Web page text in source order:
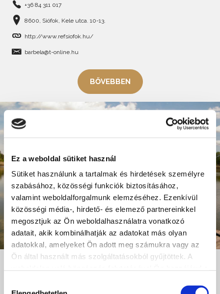
Ez a weboldal sütiket használ
Sütiket használunk a tartalmak és hirdetések személyre
szabásához, közösségi funkciók biztosításához,
valamint weboldalforgalmunk elemzéséhez. Ezenkívül
közösségi média-, hirdető- és elemező partnereinkkel
megosztjuk az Ön weboldalhasználatra vonatkozó
adatait, akik kombinálhatják az adatokat más olyan
adatokkal, amelyeket Ön adott meg számukra vagy az
Ön által használt más szolgáltatásokból gyűjtöttek. A
+36 84 311 017
8600, Siófok, Kele utca. 10-13.
http://www.refsiofok.hu/
barbela@t-online.hu
BŐVEBBEN
Sóstó Horgásztó